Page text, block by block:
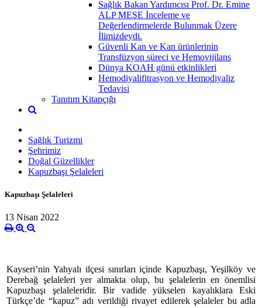
Sağlık Bakan Yardımcısı Prof. Dr. Emine
ALP MEŞE İnceleme ve
Değerlendirmelerde Bulunmak Üzere
İlimizdeydi.
Güvenli Kan ve Kan ürünlerinin
Transfüzyon süreci ve Hemovijilans
Dünya KOAH günü etkinlikleri
Hemodiyalifitrasyon ve Hemodiyaliz
Tedavisi
Tanıtım Kitapçığı
Sağlık Turizmi
Şehrimiz
Doğal Güzellikler
Kapuzbaşı Şelaleleri
Kapuzbaşı Şelaleleri
13 Nisan 2022
Kayseri’nin Yahyalı ilçesi sınırları içinde Kapuzbaşı, Yeşilköy ve
Derebağ şelaleleri yer almakta olup, bu şelalelerin en önemlisi
Kapuzbaşı şelaleleridir. Bir vadide yükselen kayalıklara Eski
Türkçe’de “kapuz” adı verildiği rivayet edilerek şelaleler bu adla